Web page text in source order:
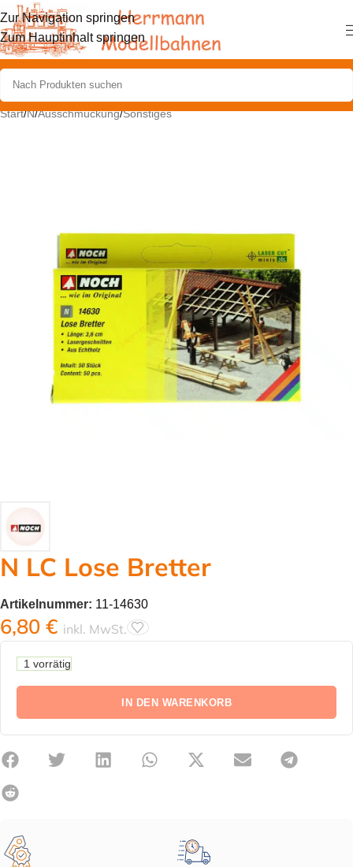
Zur Navigation springen
Zum Hauptinhalt springen
Start/N/Ausschmückung/Sonstiges
N LC Lose Bretter
Artikelnummer: 11-14630
6,80 € inkl. MwSt.
1 vorrätig
IN DEN WARENKORB